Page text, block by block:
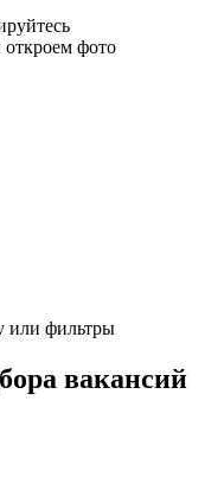
фото
или фильтры
вакансий